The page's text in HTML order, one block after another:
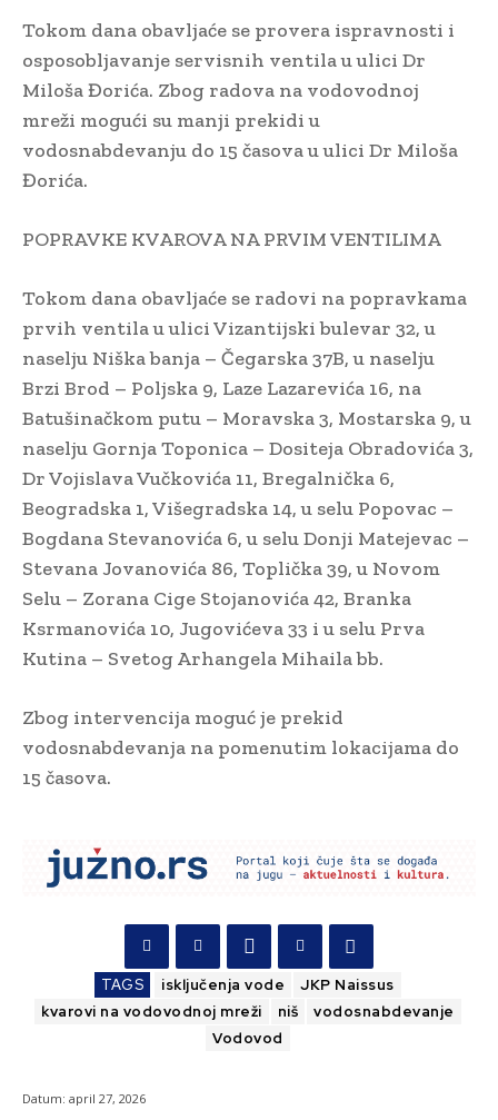
Tokom dana obavljaće se provera ispravnosti i
osposobljavanje servisnih ventila u ulici Dr
Miloša Đorića. Zbog radova na vodovodnoj
mreži mogući su manji prekidi u
vodosnabdevanju do 15 časova u ulici Dr Miloša
Đorića.
POPRAVKE KVAROVA NA PRVIM VENTILIMA
Tokom dana obavljaće se radovi na popravkama
prvih ventila u ulici Vizantijski bulevar 32, u
naselju Niška banja – Čegarska 37B, u naselju
Brzi Brod – Poljska 9, Laze Lazarevića 16, na
Batušinačkom putu – Moravska 3, Mostarska 9, u
naselju Gornja Toponica – Dositeja Obradovića 3,
Dr Vojislava Vučkovića 11, Bregalnička 6,
Beogradska 1, Višegradska 14, u selu Popovac –
Bogdana Stevanovića 6, u selu Donji Matejevac –
Stevana Jovanovića 86, Toplička 39, u Novom
Selu – Zorana Cige Stojanovića 42, Branka
Ksrmanovića 10, Jugovićeva 33 i u selu Prva
Kutina – Svetog Arhangela Mihaila bb.
Zbog intervencija moguć je prekid
vodosnabdevanja na pomenutim lokacijama do
15 časova.
TAGS isključenja vode
JKP Naissus
kvarovi na vodovodnoj mreži
niš
vodosnabdevanje
Vodovod
Datum: april 27, 2026